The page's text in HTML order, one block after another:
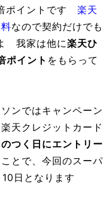
ポイントです 楽天
なので契約だけでも
我家は他に楽天ひ
ポイント をもらって
ンではキャンペーン
天クレジットカード
のつく日にエントリー
とで、今回のスーパ
日となります